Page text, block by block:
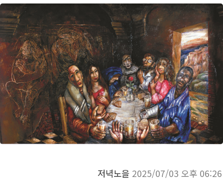
저녁노을 2025/07/03 오후 06:26